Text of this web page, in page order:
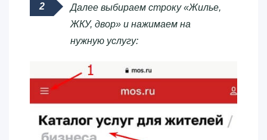
Далее выбираем строку «Жилье,
ЖКУ, двор» и нажимаем на
нужную услугу: